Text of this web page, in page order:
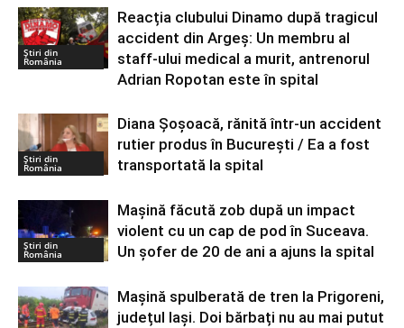
Știri din
România
Reacția clubului Dinamo după tragicul
accident din Argeș: Un membru al
staff-ului medical a murit, antrenorul
Adrian Ropotan este în spital
Știri din
România
Diana Şoşoacă, rănită într-un accident
rutier produs în Bucureşti / Ea a fost
transportată la spital
Știri din
România
Mașină făcută zob după un impact
violent cu un cap de pod în Suceava.
Un șofer de 20 de ani a ajuns la spital
Mașină spulberată de tren la Prigoreni,
județul Iași. Doi bărbați nu au mai putut